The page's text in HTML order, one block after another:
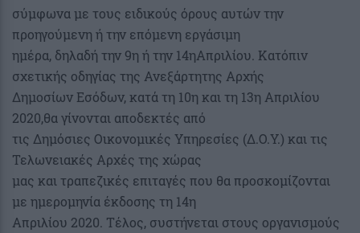
σύμφωνα με τους ειδικούς όρους αυτών την
προηγούμενη ή την επόμενη εργάσιμη
ημέρα, δηλαδή την 9η ή την 14ηΑπριλίου. Κατόπιν
σχετικής οδηγίας της Ανεξάρτητης Αρχής
Δημοσίων Εσόδων, κατά τη 10η και τη 13η Απριλίου
2020,θα γίνονται αποδεκτές από
τις Δημόσιες Οικονομικές Υπηρεσίες (Δ.Ο.Υ.) και τις
Τελωνειακές Αρχές της χώρας
μας και τραπεζικές επιταγές που θα προσκομίζονται
με ημερομηνία έκδοσης τη 14η
Απριλίου 2020. Τέλος, συστήνεται στους οργανισμούς